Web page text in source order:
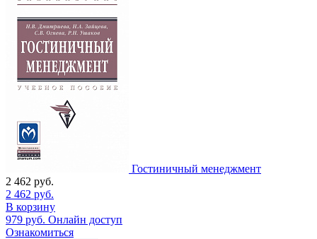
Гостиничный менеджмент
2 462 руб.
2 462 руб.
В корзину
979 руб. Онлайн доступ
Ознакомиться